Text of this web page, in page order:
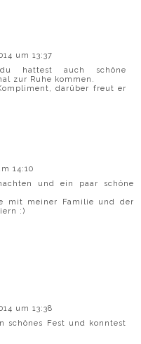
um 13:37
hattest auch schöne
zur Ruhe kommen.
darüber freut er
14:10
und ein paar schöne
mit meiner Familie und der
:)
um 13:38
schönes Fest und konntest